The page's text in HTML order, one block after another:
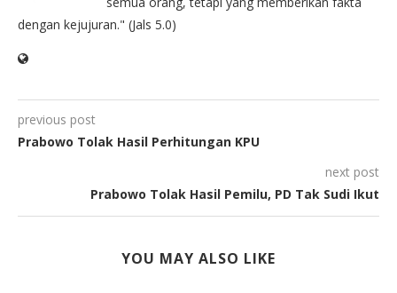
dengan kejujuran." (Jals 5.0)
previous post
Prabowo Tolak Hasil Perhitungan KPU
next post
Prabowo Tolak Hasil Pemilu, PD Tak Sudi Ikut
YOU MAY ALSO LIKE